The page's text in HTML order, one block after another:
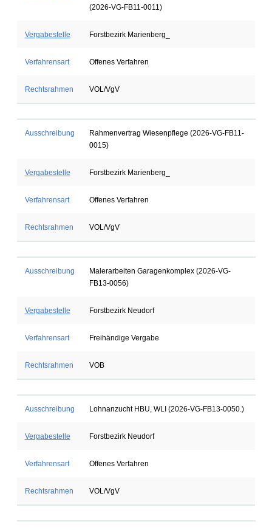
(2026-VG-FB11-0011)
Vergabestelle Forstbezirk Marienberg_
Verfahrensart Offenes Verfahren
Rechtsrahmen VOL/VgV
Ausschreibung
Rahmenvertrag Wiesenpflege (2026-VG-FB11-
0015)
Vergabestelle Forstbezirk Marienberg_
Verfahrensart Offenes Verfahren
Rechtsrahmen VOL/VgV
Ausschreibung
Malerarbeiten Garagenkomplex (2026-VG-
FB13-0056)
Vergabestelle Forstbezirk Neudorf
Verfahrensart Freihändige Vergabe
Rechtsrahmen VOB
Ausschreibung Lohnanzucht HBU, WLI (2026-VG-FB13-0050.)
Vergabestelle Forstbezirk Neudorf
Verfahrensart Offenes Verfahren
Rechtsrahmen VOL/VgV